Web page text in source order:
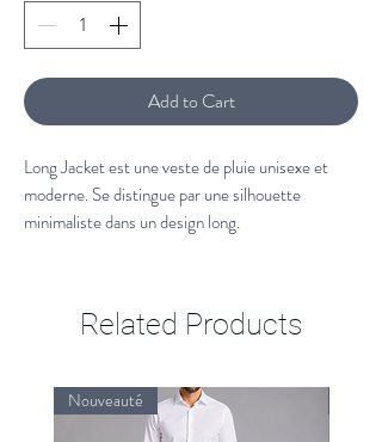
Add to Cart
Long Jacket est une veste de pluie unisexe et
moderne. Se distingue par une silhouette
minimaliste dans un design long.
doté d'une patte de boutonnage avec boutons-
et de deux poches latérales avec boutons-
pression. Les manches sont terminées par des
Related Products
Nouveauté